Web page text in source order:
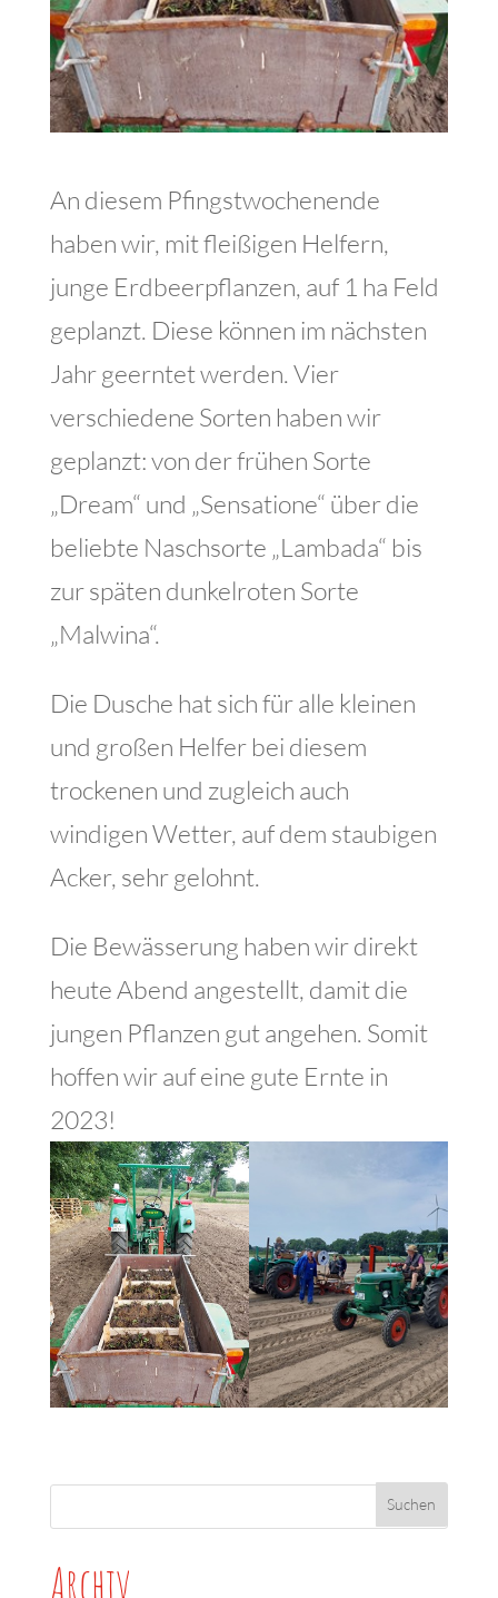
An diesem Pfingstwochenende
haben wir, mit fleißigen Helfern,
junge Erdbeerpflanzen, auf 1 ha Feld
geplanzt. Diese können im nächsten
Jahr geerntet werden. Vier
verschiedene Sorten haben wir
geplanzt: von der frühen Sorte
„Dream“ und „Sensatione“ über die
beliebte Naschsorte „Lambada“ bis
zur späten dunkelroten Sorte
„Malwina“.
Die Dusche hat sich für alle kleinen
und großen Helfer bei diesem
trockenen und zugleich auch
windigen Wetter, auf dem staubigen
Acker, sehr gelohnt.
Die Bewässerung haben wir direkt
heute Abend angestellt, damit die
jungen Pflanzen gut angehen. Somit
hoffen wir auf eine gute Ernte in
2023!
Archiv